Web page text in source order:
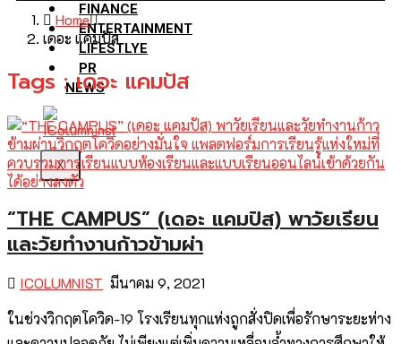
FINANCE
ENTERTAINMENT
LIFESTLYE
PR
NEWS
X
Home
เดอะ แคมปัส
Tags : เดอะ แคมปัส
“THE CAMPUS” (เดอะ แคมปัส) พาวัยเรียน
และวัยทำงานก้าวข้ามผ่า
ICOLUMNIST มีนาคม 9, 2021
ในช่วงวิกฤตโควิด-19 โรงเรียนทุกแห่งถูกสั่งปิดเพื่อรักษาระยะห่าง